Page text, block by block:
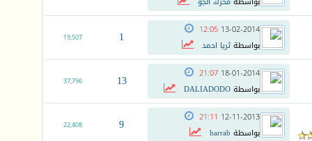
13-02-2014
12:05
بواسطةثريا احمد 1
19,507
18-01-2014
21:07
بواسطةDALIADODO
13
37,796
12-11-2013
21:11
بواسطة harrab
9
22,408